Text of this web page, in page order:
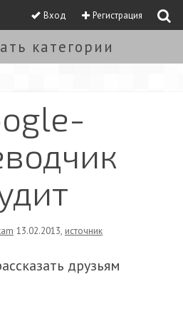
Вход Регистрация
категории
13.02.2013, источник
друзьям